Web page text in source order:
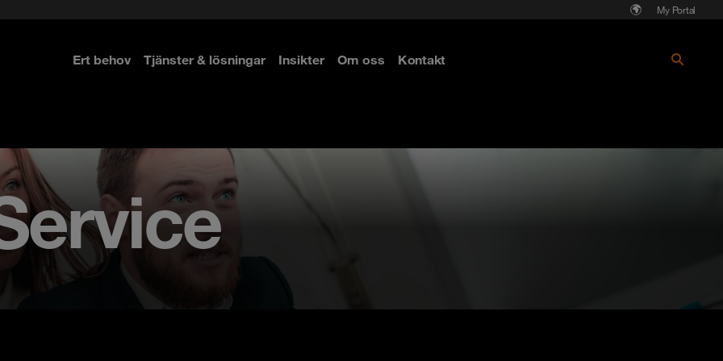
My Portal
Ert behov Tjänster & lösningar Insikter Om oss Kontakt